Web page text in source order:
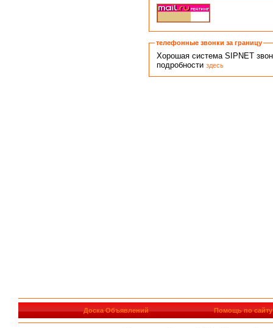
телефонные звонки за границу
Хорошая система SIPNET
подробностиздесь
Доска Объявлений Помощь по сайту